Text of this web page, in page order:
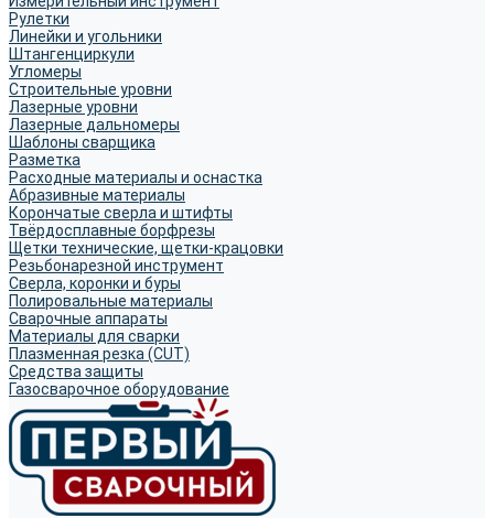
Рулетки
Линейки и угольники
Штангенциркули
Угломеры
Строительные уровни
Лазерные уровни
Лазерные дальномеры
Шаблоны сварщика
Разметка
Расходные материалы и оснастка
Абразивные материалы
Корончатые сверла и штифты
Твёрдосплавные борфрезы
Щетки технические, щетки-крацовки
Резьбонарезной инструмент
Сверла, коронки и буры
Полировальные материалы
Сварочные аппараты
Материалы для сварки
Плазменная резка (CUT)
Средства защиты
Газосварочное оборудование